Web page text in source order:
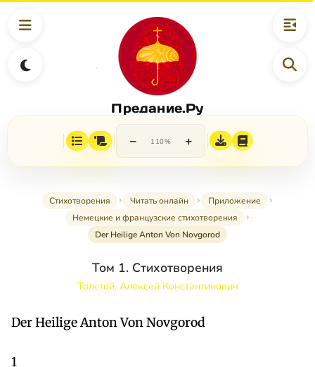
Предание.Ру
− 110% +
Стихотворения Читать онлайн
Приложение
Немецкие и французские стихотворения
Der Heilige Anton Von Novgorod
Том 1. Стихотворения
Толстой, Алексей Константинович
Der Heilige Anton Von Novgorod
1